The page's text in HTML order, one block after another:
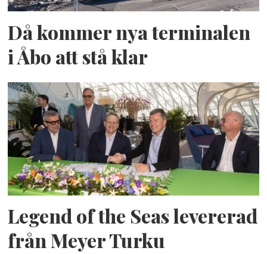
Då kommer nya terminalen
i Åbo att stå klar
Legend of the Seas levererad
från Meyer Turku